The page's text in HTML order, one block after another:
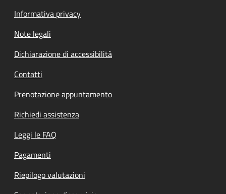
Informativa privacy
Note legali
Dichiarazione di accessibilità
Contatti
Prenotazione appuntamento
Richiedi assistenza
Leggi le FAQ
Pagamenti
Riepilogo valutazioni